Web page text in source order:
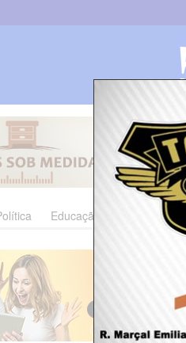
Educação